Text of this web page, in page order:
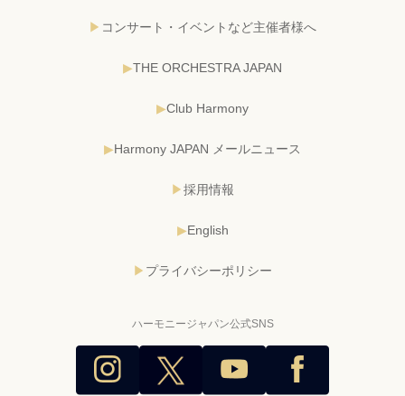
コンサート・イベントなど主催者様へ
THE ORCHESTRA JAPAN
Club Harmony
Harmony JAPAN メールニュース
採用情報
English
プライバシーポリシー
ハーモニージャパン公式SNS